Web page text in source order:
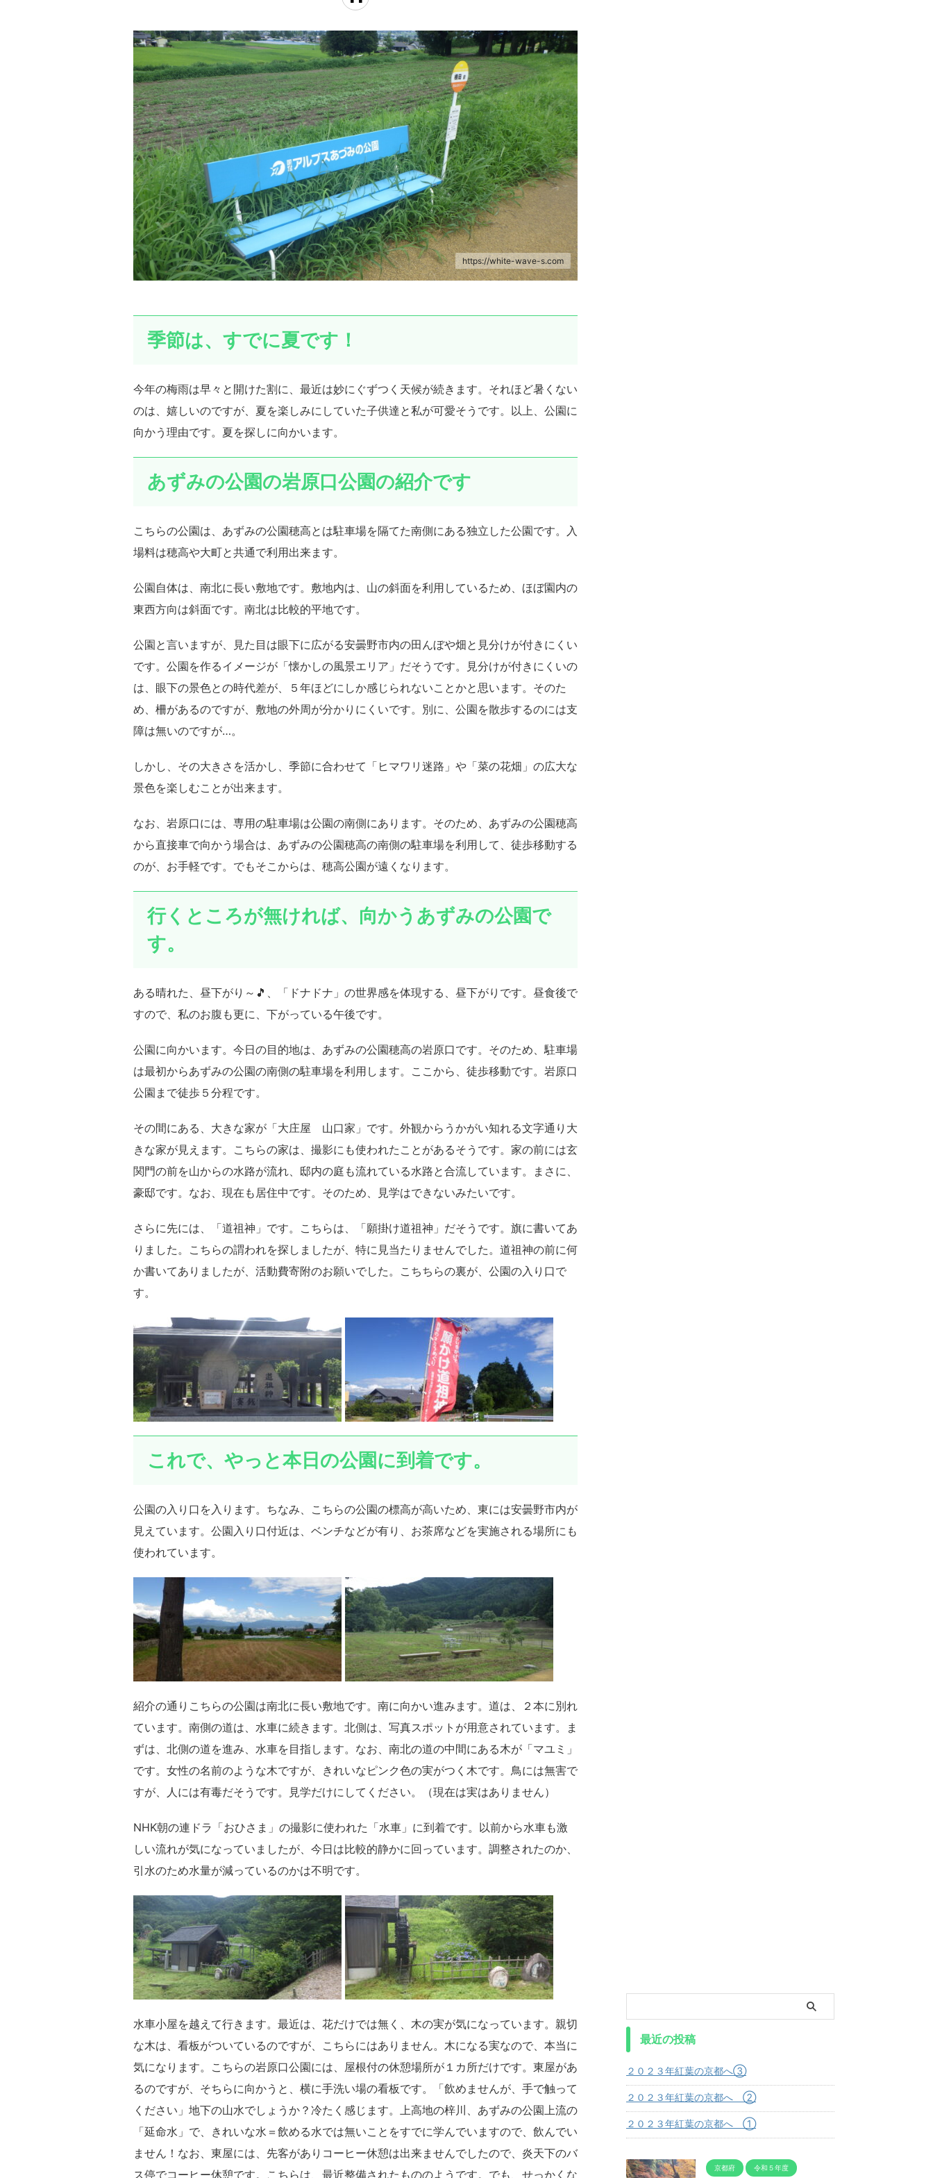
https://white-wave-s.com
季節は、すでに夏です！
今年の梅雨は早々と開けた割に、最近は妙にぐずつく天候が続きます。それほど暑くない
のは、嬉しいのですが、夏を楽しみにしていた子供達と私が可愛そうです。以上、公園に
向かう理由です。夏を探しに向かいます。
あずみの公園の岩原口公園の紹介です
こちらの公園は、あずみの公園穂高とは駐車場を隔てた南側にある独立した公園です。入
場料は穂高や大町と共通で利用出来ます。
公園自体は、南北に長い敷地です。敷地内は、山の斜面を利用しているため、ほぼ園内の
東西方向は斜面です。南北は比較的平地です。
公園と言いますが、見た目は眼下に広がる安曇野市内の田んぼや畑と見分けが付きにくい
です。公園を作るイメージが「懐かしの風景エリア」だそうです。見分けが付きにくいの
は、眼下の景色との時代差が、５年ほどにしか感じられないことかと思います。そのた
め、柵があるのですが、敷地の外周が分かりにくいです。別に、公園を散歩するのには支
障は無いのですが…。
しかし、その大きさを活かし、季節に合わせて「ヒマワリ迷路」や「菜の花畑」の広大な
景色を楽しむことが出来ます。
なお、岩原口には、専用の駐車場は公園の南側にあります。そのため、あずみの公園穂高
から直接車で向かう場合は、あずみの公園穂高の南側の駐車場を利用して、徒歩移動する
のが、お手軽です。でもそこからは、穂高公園が遠くなります。
行くところが無ければ、向かうあずみの公園で
す。
ある晴れた、昼下がり～🎵、「ドナドナ」の世界感を体現する、昼下がりです。昼食後で
すので、私のお腹も更に、下がっている午後です。
公園に向かいます。今日の目的地は、あずみの公園穂高の岩原口です。そのため、駐車場
は最初からあずみの公園の南側の駐車場を利用します。ここから、徒歩移動です。岩原口
公園まで徒歩５分程です。
その間にある、大きな家が「大庄屋 山口家」です。外観からうかがい知れる文字通り大
きな家が見えます。こちらの家は、撮影にも使われたことがあるそうです。家の前には玄
関門の前を山からの水路が流れ、邸内の庭も流れている水路と合流しています。まさに、
豪邸です。なお、現在も居住中です。そのため、見学はできないみたいです。
さらに先には、「道祖神」です。こちらは、「願掛け道祖神」だそうです。旗に書いてあ
りました。こちらの謂われを探しましたが、特に見当たりませんでした。道祖神の前に何
か書いてありましたが、活動費寄附のお願いでした。こちちらの裏が、公園の入り口で
す。
これで、やっと本日の公園に到着です。
公園の入り口を入ります。ちなみ、こちらの公園の標高が高いため、東には安曇野市内が
見えています。公園入り口付近は、ベンチなどが有り、お茶席などを実施される場所にも
使われています。
紹介の通りこちらの公園は南北に長い敷地です。南に向かい進みます。道は、２本に別れ
ています。南側の道は、水車に続きます。北側は、写真スポットが用意されています。ま
ずは、北側の道を進み、水車を目指します。なお、南北の道の中間にある木が「マユミ」
です。女性の名前のような木ですが、きれいなピンク色の実がつく木です。鳥には無害で
すが、人には有毒だそうです。見学だけにしてください。（現在は実はありません）
NHK朝の連ドラ「おひさま」の撮影に使われた「水車」に到着です。以前から水車も激
しい流れが気になっていましたが、今日は比較的静かに回っています。調整されたのか、
引水のため水量が減っているのかは不明です。
水車小屋を越えて行きます。最近は、花だけでは無く、木の実が気になっています。親切
な木は、看板がついているのですが、こちらにはありません。木になる実なので、本当に
気になります。こちらの岩原口公園には、屋根付の休憩場所が１カ所だけです。東屋があ
るのですが、そちらに向かうと、横に手洗い場の看板です。「飲めませんが、手で触って
ください」地下の山水でしょうか？冷たく感じます。上高地の梓川、あずみの公園上流の
「延命水」で、きれいな水＝飲める水では無いことをすでに学んでいますので、飲んでい
ません！なお、東屋には、先客がありコーヒー休憩は出来ませんでしたので、炎天下のバ
ス停でコーヒー休憩です。こちらは、最近整備されたもののようです。でも、せっかくな
最近の投稿
２０２３年紅葉の京都へ③
２０２３年紅葉の京都へ ②
２０２３年紅葉の京都へ ①
京都府 令和５年度